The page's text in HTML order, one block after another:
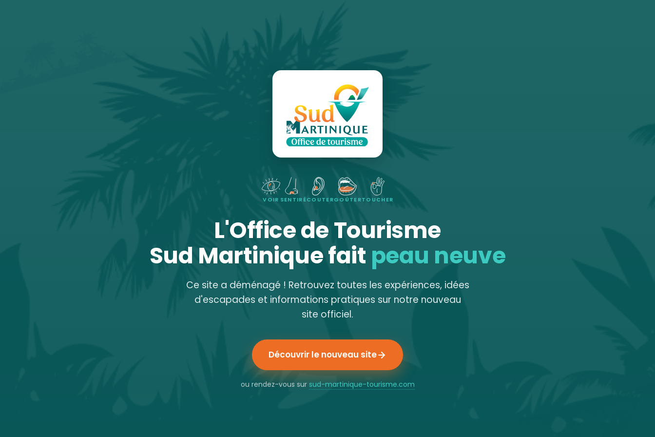
VOIR SENTIRÉCOUTERGOÛTERTOUCHER
L'Office de Tourisme
Sud Martinique fait peau neuve
Ce site a déménagé ! Retrouvez toutes les expériences, idées
d'escapades et informations pratiques sur notre nouveau
site officiel.
Découvrir le nouveau site
ou rendez-vous sur sud-martinique-tourisme.com